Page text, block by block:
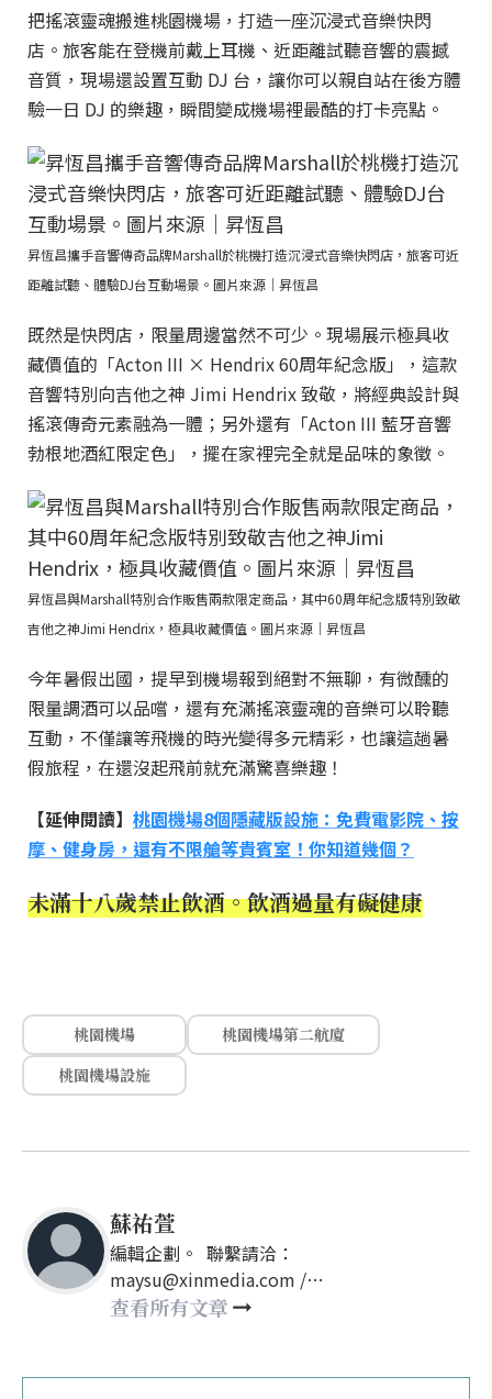
把搖滾靈魂搬進桃園機場，打造一座沉浸式音樂快閃
店。旅客能在登機前戴上耳機、近距離試聽音響的震撼
音質，現場還設置互動 DJ 台，讓你可以親自站在後方體
驗一日 DJ 的樂趣，瞬間變成機場裡最酷的打卡亮點。
昇恆昌攜手音響傳奇品牌Marshall於桃機打造沉浸式音樂快閃店，旅客可近
距離試聽、體驗DJ台互動場景。圖片來源｜昇恆昌
既然是快閃店，限量周邊當然不可少。現場展示極具收
藏價值的「Acton III × Hendrix 60周年紀念版」，這款
音響特別向吉他之神 Jimi Hendrix 致敬，將經典設計與
搖滾傳奇元素融為一體；另外還有「Acton III 藍牙音響
勃根地酒紅限定色」，擺在家裡完全就是品味的象徵。
昇恆昌與Marshall特別合作販售兩款限定商品，其中60周年紀念版特別致敬
吉他之神Jimi Hendrix，極具收藏價值。圖片來源｜昇恆昌
今年暑假出國，提早到機場報到絕對不無聊，有微醺的
限量調酒可以品嚐，還有充滿搖滾靈魂的音樂可以聆聽
互動，不僅讓等飛機的時光變得多元精彩，也讓這趟暑
假旅程，在還沒起飛前就充滿驚喜樂趣！
【延伸閱讀】 桃園機場8個隱藏版設施：免費電影院、按
摩、健身房，還有不限艙等貴賓室！你知道幾個？
未滿十八歲禁止飲酒。飲酒過量有礙健康
桃園機場
桃園機場第二航廈
桃園機場設施
蘇祐萱
編輯企劃。 聯繫請洽：
maysu@xinmedia.com /
may860527@gmail.com
查看所有文章